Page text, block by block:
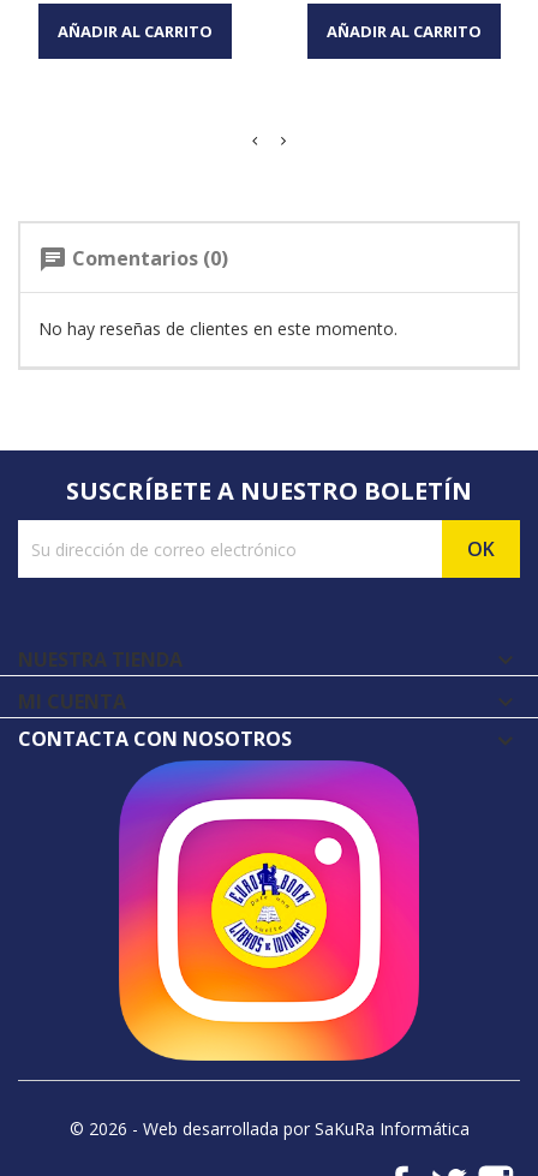
AÑADIR AL CARRITO AÑADIR AL CARRITO
chat Comentarios (0)
No hay reseñas de clientes en este momento.
SUSCRÍBETE A NUESTRO BOLETÍN
NUESTRA TIENDA 
MI CUENTA 
CONTACTA CON NOSOTROS
© 2026 - Web desarrollada por SaKuRa Informática